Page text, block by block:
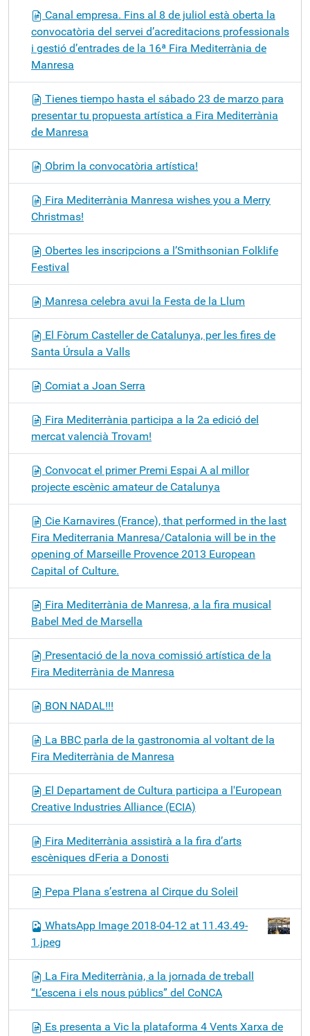
Canal empresa. Fins al 8 de juliol està oberta la
convocatòria del servei d’acreditacions professionals
i gestió d’entrades de la 16ª Fira Mediterrània de
Manresa
Tienes tiempo hasta el sábado 23 de marzo para
presentar tu propuesta artística a Fira Mediterrània
de Manresa
Obrim la convocatòria artística!
Fira Mediterrània Manresa wishes you a Merry
Christmas!
Obertes les inscripcions a l’Smithsonian Folklife
Festival
Manresa celebra avui la Festa de la Llum
El Fòrum Casteller de Catalunya, per les fires de
Santa Úrsula a Valls
Comiat a Joan Serra
Fira Mediterrània participa a la 2a edició del
mercat valencià Trovam!
Convocat el primer Premi Espai A al millor
projecte escènic amateur de Catalunya
Cie Karnavires (France), that performed in the last
Fira Mediterrania Manresa/Catalonia will be in the
opening of Marseille Provence 2013 European
Capital of Culture.
Fira Mediterrània de Manresa, a la fira musical
Babel Med de Marsella
Presentació de la nova comissió artística de la
Fira Mediterrània de Manresa
BON NADAL!!!
La BBC parla de la gastronomia al voltant de la
Fira Mediterrània de Manresa
El Departament de Cultura participa a l'European
Creative Industries Alliance (ECIA)
Fira Mediterrània assistirà a la fira d’arts
escèniques dFeria a Donosti
Pepa Plana s’estrena al Cirque du Soleil
WhatsApp Image 2018-04-12 at 11.43.49-
1.jpeg
La Fira Mediterrània, a la jornada de treball
“L’escena i els nous públics” del CoNCA
Es presenta a Vic la plataforma 4 Vents Xarxa de